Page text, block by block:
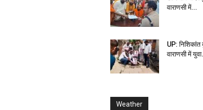
वाराणसी में...
UP: निशिकांत
वाराणसी में
Weather